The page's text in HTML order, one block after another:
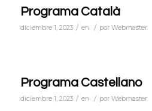
Programa Català
diciembre 1, 2023 / en / por Webmaster
Programa Castellano
diciembre 1, 2023 / en / por Webmaster